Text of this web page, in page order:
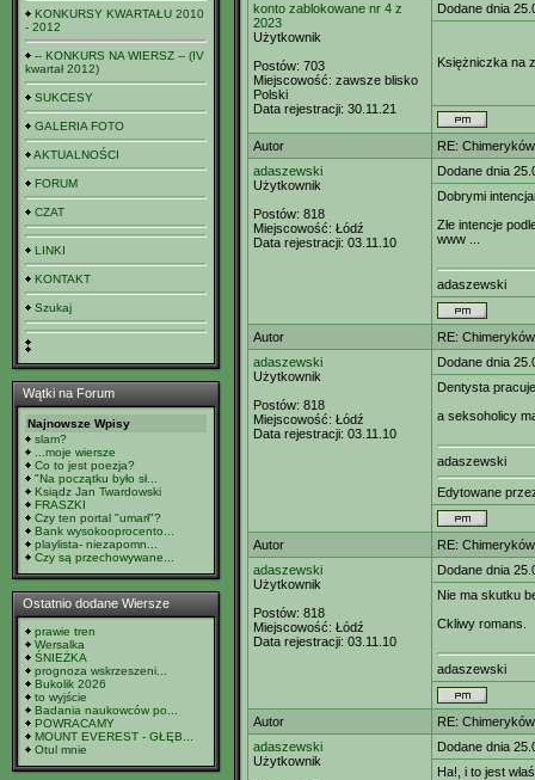
KONKURSY KWARTAŁU 2010
- 2012
-- KONKURS NA WIERSZ -- (IV
kwartał 2012)
SUKCESY
GALERIA FOTO
AKTUALNOŚCI
FORUM
CZAT
LINKI
KONTAKT
Szukaj
Wątki na Forum
Najnowsze Wpisy
slam?
...moje wiersze
Co to jest poezja?
"Na początku było sł...
Ksiądz Jan Twardowski
FRASZKI
Czy ten portal "umarł"?
Bank wysokooprocento...
playlista- niezapomn...
Czy są przechowywane...
Ostatnio dodane Wiersze
prawie tren
Wersalka
ŚNIEŻKA
prognoza wskrzeszeni...
Bukolik 2026
to wyjście
Badania naukowców po...
POWRACAMY
MOUNT EVEREST - GŁĘB...
Otul mnie
konto zablokowane nr 4 z
2023
Użytkownik
Postów: 703
Miejscowość: zawsze blisko
Polski
Data rejestracji: 30.11.21
Dodane dnia
Księżniczka na
Autor
RE:
adaszewski
Użytkownik
Postów: 818
Miejscowość: Łódź
Data rejestracji: 03.11.10
Dodane dnia
Dobrymi
Złe intencje
www ...
adaszewski
Autor
RE:
adaszewski
Użytkownik
Postów: 818
Miejscowość: Łódź
Data rejestracji: 03.11.10
Dodane dnia
Dentysta
a seksoholicy
adaszewski
Edytowane
Autor
RE:
adaszewski
Użytkownik
Postów: 818
Miejscowość: Łódź
Data rejestracji: 03.11.10
Dodane dnia
Nie ma skutku
Ckliwy romans.
adaszewski
Autor
RE:
adaszewski
Użytkownik
Dodane dnia
Ha!, i to jest